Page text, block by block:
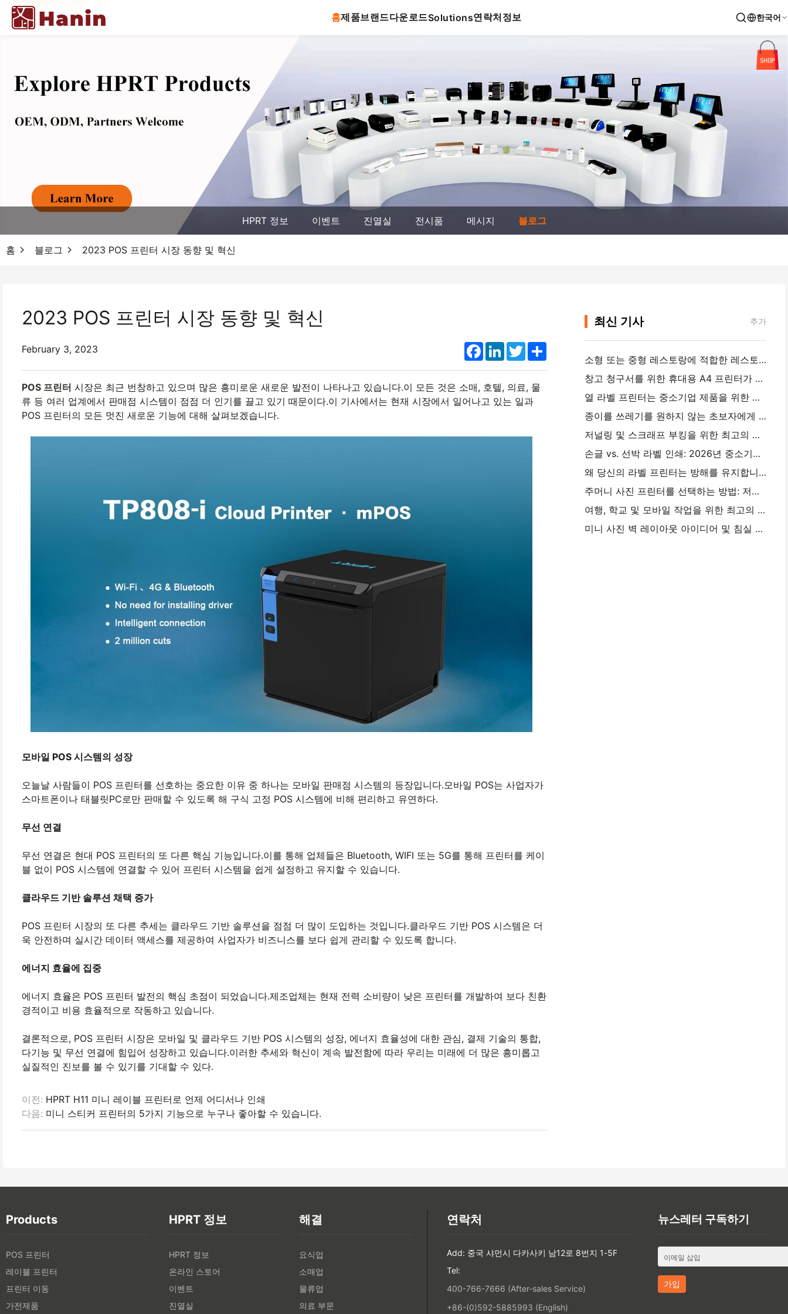
홈제품브랜드다운로드Solutions연락처 정보 한국어
HPRT 정보 이벤트 진열실 전시품 메시지 블로그
홈 블로그 2023 POS 프린터 시장 동향 및 혁신
2023 POS 프린터 시장 동향 및 혁신
February 3, 2023 Facebook
LinkedInTwitterShare
POS 프린터 시장은 최근 번창하고 있으며 많은 흥미로운 새로운 발전이 나타나고 있습니다.이 모든 것은 소매, 호텔, 의료, 물
류 등 여러 업계에서 판매점 시스템이 점점 더 인기를 끌고 있기 때문이다.이 기사에서는 현재 시장에서 일어나고 있는 일과
POS 프린터의 모든 멋진 새로운 기능에 대해 살펴보겠습니다.
모바일 POS 시스템의 성장
오늘날 사람들이 POS 프린터를 선호하는 중요한 이유 중 하나는 모바일 판매점 시스템의 등장입니다.모바일 POS는 사업자가
스마트폰이나 태블릿PC로만 판매할 수 있도록 해 구식 고정 POS 시스템에 비해 편리하고 유연하다.
무선 연결
무선 연결은 현대 POS 프린터의 또 다른 핵심 기능입니다.이를 통해 업체들은 Bluetooth, WIFI 또는 5G를 통해 프린터를 케이
블 없이 POS 시스템에 연결할 수 있어 프린터 시스템을 쉽게 설정하고 유지할 수 있습니다.
클라우드 기반 솔루션 채택 증가
POS 프린터 시장의 또 다른 추세는 클라우드 기반 솔루션을 점점 더 많이 도입하는 것입니다.클라우드 기반 POS 시스템은 더
욱 안전하며 실시간 데이터 액세스를 제공하여 사업자가 비즈니스를 보다 쉽게 관리할 수 있도록 합니다.
에너지 효율에 집중
에너지 효율은 POS 프린터 발전의 핵심 초점이 되었습니다.제조업체는 현재 전력 소비량이 낮은 프린터를 개발하여 보다 친환
경적이고 비용 효율적으로 작동하고 있습니다.
결론적으로, POS 프린터 시장은 모바일 및 클라우드 기반 POS 시스템의 성장, 에너지 효율성에 대한 관심, 결제 기술의 통합,
다기능 및 무선 연결에 힘입어 성장하고 있습니다.이러한 추세와 혁신이 계속 발전함에 따라 우리는 미래에 더 많은 흥미롭고
실질적인 진보를 볼 수 있기를 기대할 수 있다.
이전: HPRT H11 미니 레이블 프린터로 언제 어디서나 인쇄
다음: 미니 스티커 프린터의 5가지 기능으로 누구나 좋아할 수 있습니다.
최신 기사 추가
소형 또는 중형 레스토랑에 적합한 레스토랑 소프트웨어를 선택하는 방법
창고 청구서를 위한 휴대용 A4 프린터가 필요합니까?실제로 작동하는 것
열 라벨 프린터는 중소기업 제품을 위한 방수 라벨을 만들 수 있습니까?
종이를 쓰레기를 원하지 않는 초보자에게 최고의 인스턴트 카메라
저널링 및 스크래프 부킹을 위한 최고의 색상 라벨 메이커: 모든 페이지에 더 많은 색상을 추가
손글 vs. 선박 라벨 인쇄: 2026년 중소기업을 위한 팁
왜 당신의 라벨 프린터는 방해를 유지합니까?
주머니 사진 프린터를 선택하는 방법: 저널링, 여행 및 iPhone 사용자를 위한 완전한 가이드
여행, 학교 및 모바일 작업을 위한 최고의 잉크리스 휴대용 프린터: Hanin MT620 Pro 리뷰
미니 사진 벽 레이아웃 아이디어 및 침실 및 기숙사 장식에 대한 팁
Products
POS 프린터
레이블 프린터
프린터 이동
가전제품
HPRT 정보
HPRT 정보
온라인 스토어
이벤트
진열실
해결
요식업
소매업
물류업
의료 부문
연락처
Add: 중국 샤먼시 다카사키 남12로 8번지 1-5F
Tel:
400-766-7666 (After-sales Service)
+86-(0)592-5885993 (English)
뉴스레터 구독하기